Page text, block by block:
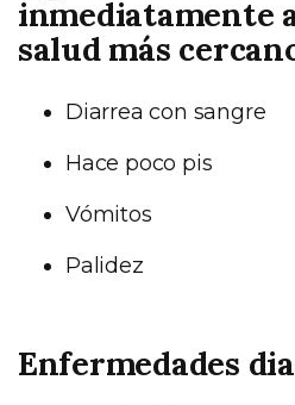
inmediatamente
salud más
Diarrea con sangre
Hace poco pis
Vómitos
Palidez
Enfermedades